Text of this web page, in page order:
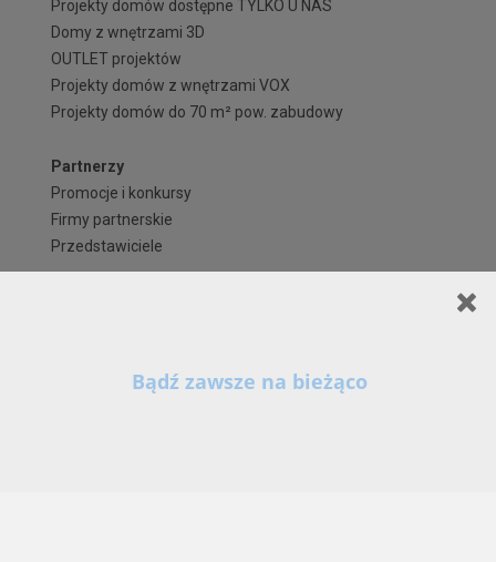
Projekty domów dostępne TYLKO U NAS
Domy z wnętrzami 3D
OUTLET projektów
Projekty domów z wnętrzami VOX
Projekty domów do 70 m² pow. zabudowy
Partnerzy
Promocje i konkursy
Firmy partnerskie
Przedstawiciele
Zapisz się na newsletter!